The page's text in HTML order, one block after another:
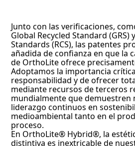
Junto con las verificaciones,
Global Recycled Standard (GRS)
Standards (RCS), las patentes
añadida de confianza en que la
de OrthoLite ofrece
Adoptamos la importancia
responsabilidad y de ofrecer
mediante recursos de terceros
mundialmente que demuestren
liderazgo continuos en
medioambiental tanto en el
proceso.
En OrthoLite® Hybrid®, la
distintiva es inextricable de